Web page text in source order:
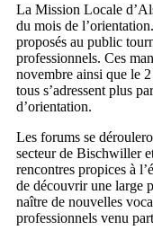
La Mission Locale
du mois de
proposés au public
professionnels. Ces
novembre ainsi que le
tous s’adressent plus
d’orientation.
Les forums se
secteur de Bischwiller
rencontres propices à
de découvrir une large
naître de nouvelles
professionnels venu